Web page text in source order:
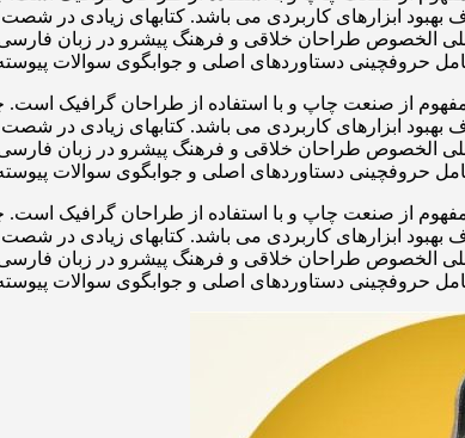
بهبود ابزارهای کاربردی می باشد. کتابهای زیادی
الخصوص طراحان خلاقی و فرهنگ پیشرو در زبان
حروفچینی دستاوردهای اصلی و جوابگوی سوالات
از صنعت چاپ و با استفاده از طراحان گرافیک
بهبود ابزارهای کاربردی می باشد. کتابهای زیادی
الخصوص طراحان خلاقی و فرهنگ پیشرو در زبان
حروفچینی دستاوردهای اصلی و جوابگوی سوالات
از صنعت چاپ و با استفاده از طراحان گرافیک
بهبود ابزارهای کاربردی می باشد. کتابهای زیادی
الخصوص طراحان خلاقی و فرهنگ پیشرو در زبان
حروفچینی دستاوردهای اصلی و جوابگوی سوالات